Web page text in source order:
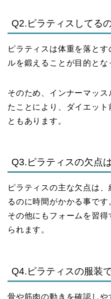
Q2.ピラティスしてる
ピラティスは体重を落と
ルを鍛えることが目的とな
そのため、インナーマッス
たことにより、ダイエット
ともあります。
Q3.ピラティスの欠点
ピラティスの主な欠点は
るのに時間がかかる事です
その他にもフォームを習
られます。
Q4.ピラティスの服装
骨や筋肉の動きを確認し